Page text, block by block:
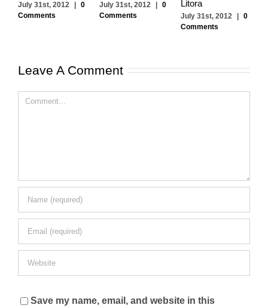
July 31st, 2012
0
Comments
July 31st, 2012
0
Comments
Litora
July 31st, 2012
0
Comments
Leave A Comment
Comment
Save my name, email, and website in this